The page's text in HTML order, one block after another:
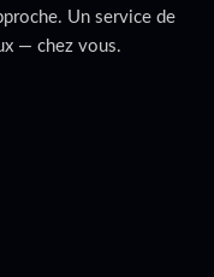
Un service de
— chez vous.